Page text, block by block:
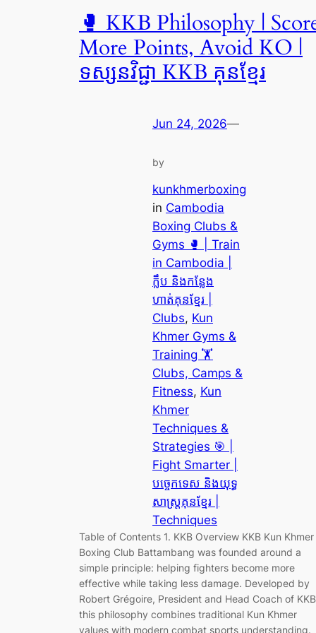
🥊 KKB Philosophy |
More Points, Avoid KO |
ទស្សនវិជ្ជា KKB គុនខ្មែរ
Jun 24, 2026—
by
kunkhmerboxing
in Cambodia
Boxing Clubs &
Gyms 🥊 | Train
in Cambodia |
ក្លឹប និងកន្លែង
ហាត់គុនខ្មែរ |
Clubs, Kun
Khmer Gyms &
Training 🏋️
Clubs, Camps &
Fitness, Kun
Khmer
Techniques &
Strategies 🎯 |
Fight Smarter |
បច្ចេកទេស និងយុទ្ធ
សាស្ត្រគុនខ្មែរ |
Techniques
Table of Contents 1. KKB Overview KKB Kun Khmer
Boxing Club Battambang was founded around a
simple principle: helping fighters become more
effective while taking less damage. Developed by
Robert Grégoire, President and Head Coach of
this philosophy combines traditional Kun Khmer
values with modern combat sports understanding.